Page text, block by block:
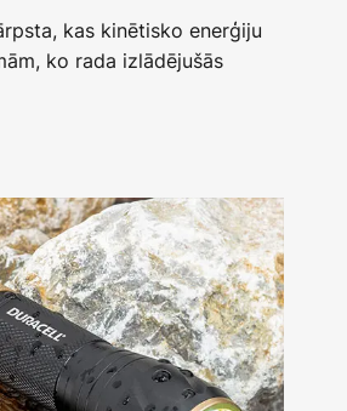
kas kinētisko enerģiju
ko rada izlādējušās